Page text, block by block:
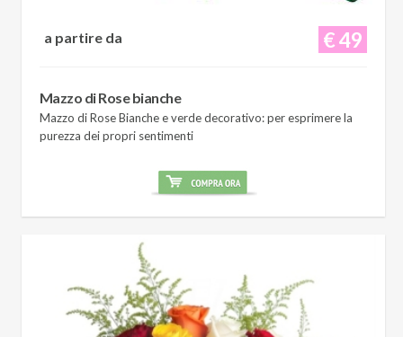
€ 49
a partire da
Mazzo di Rose bianche
Mazzo di Rose Bianche e verde decorativo: per esprimere la
purezza dei propri sentimenti